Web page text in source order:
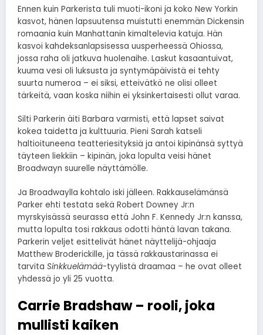
Ennen kuin Parkerista tuli muoti-ikoni ja koko New Yorkin
kasvot, hänen lapsuutensa muistutti enemmän Dickensin
romaania kuin Manhattanin kimaltelevia katuja. Hän
kasvoi kahdeksanlapsisessa uusperheessä Ohiossa,
jossa raha oli jatkuva huolenaihe. Laskut kasaantuivat,
kuuma vesi oli luksusta ja syntymäpäivistä ei tehty
suurta numeroa – ei siksi, etteivätkö ne olisi olleet
tärkeitä, vaan koska niihin ei yksinkertaisesti ollut varaa.
Silti Parkerin äiti Barbara varmisti, että lapset saivat
kokea taidetta ja kulttuuria. Pieni Sarah katseli
haltioituneena teatteriesityksiä ja antoi kipinänsä syttyä
täyteen liekkiin – kipinän, joka lopulta veisi hänet
Broadwayn suurelle näyttämölle.
Ja Broadwaylla kohtalo iski jälleen. Rakkauselämänsä
Parker ehti testata sekä Robert Downey Jr:n
myrskyisässä seurassa että John F. Kennedy Jr:n kanssa,
mutta lopulta tosi rakkaus odotti häntä lavan takana.
Parkerin veljet esittelivät hänet näyttelijä-ohjaaja
Matthew Broderickille, ja tässä rakkaustarinassa ei
tarvita Sinkkuelämää-tyylistä draamaa – he ovat olleet
yhdessä jo yli 25 vuotta.
Carrie Bradshaw – rooli, joka
mullisti kaiken